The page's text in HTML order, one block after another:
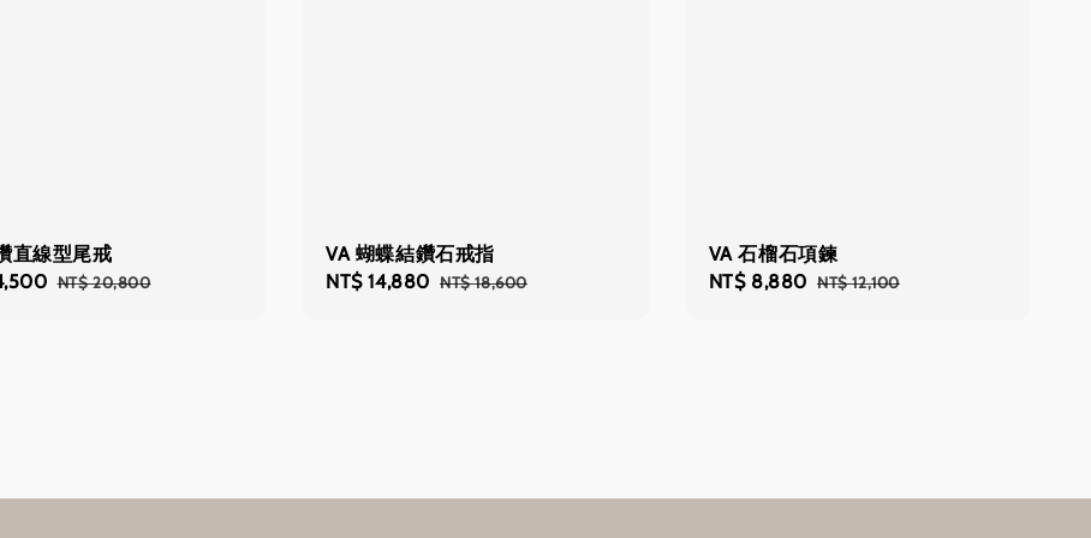
直線型尾戒
Regular
NT$ 20,800
VA 蝴蝶結鑽石戒指
Sale
NT$ 14,880 Regular
NT$ 18,600
VA 石榴石項鍊
Sale
NT$ 8,880 Regular
NT$ 12,100